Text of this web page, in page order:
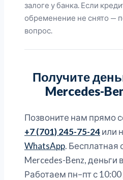
залоге у банка. Если
обременение не снято —
вопрос.
Получите
Mercedes-
Позвоните нам прямо
+7 (701) 245-75-24или
WhatsApp. Бесплатная
Mercedes-Benz,
Работаем пн–пт с